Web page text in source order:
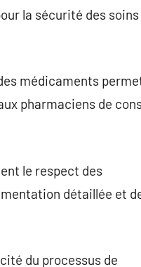
la sécurité des soins
médicaments
pharmaciens de
le respect des
détaillée et
du processus de